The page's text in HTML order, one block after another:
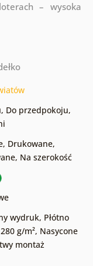
– wysoka
, Do przedpokoju,
, Drukowane,
, Na szerokość
wydruk, Płótno
g/m², Nasycone
montaż